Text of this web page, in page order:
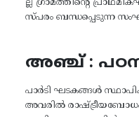
ല്ല ഗ്രാമത്തിന്റെ
സ്പരം ബന്ധപ്പെടുന്ന
അഞ്ച് :
പാർടി ഘടകങ്ങൾ
അവരിൽ